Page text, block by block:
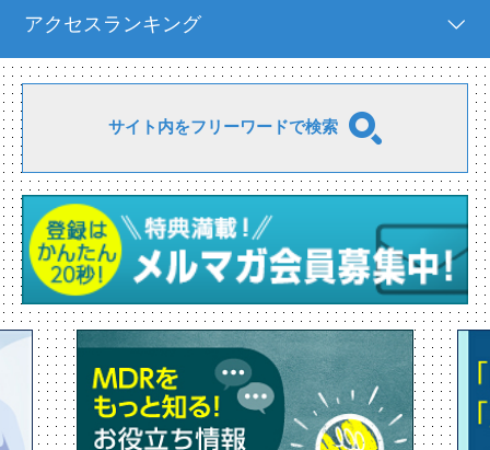
アクセスランキング
サイト内をフリーワードで検索